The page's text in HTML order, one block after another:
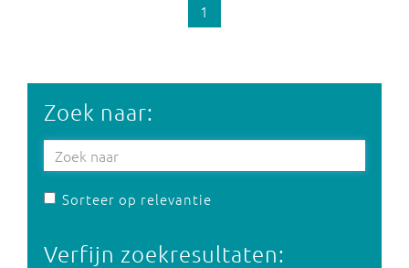
1
Zoek naar:
Sorteer op relevantie
Verfijn zoekresultaten: